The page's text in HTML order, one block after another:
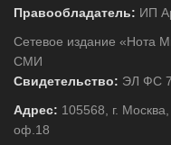
Правообладатель: ИП
Сетевое издание «Нота
СМИ
Свидетельство: ЭЛ ФС
Адрес: 105568, г.
оф.18